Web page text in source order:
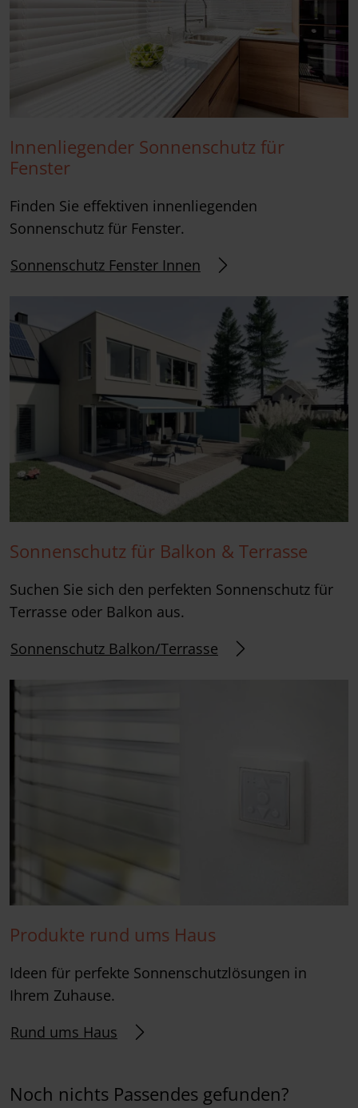
Innenliegender Sonnenschutz für
Fenster
Finden Sie effektiven innenliegenden
Sonnenschutz für Fenster.
Sonnenschutz Fenster Innen
Sonnenschutz für Balkon & Terrasse
Suchen Sie sich den perfekten Sonnenschutz für
Terrasse oder Balkon aus.
Sonnenschutz Balkon/Terrasse
Produkte rund ums Haus
Ideen für perfekte Sonnenschutzlösungen in
Ihrem Zuhause.
Rund ums Haus
Noch nichts Passendes gefunden?